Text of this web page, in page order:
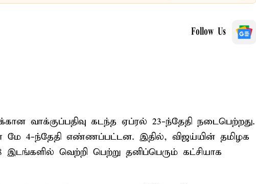
Follow Us
வாக்குப்பதிவு கடந்த ஏப்ரல் 23-ந்தேதி நடைபெற்றது.
மே 4-ந்தேதி எண்ணப்பட்டன. இதில், விஜய்யின் தமிழக
வெற்றி பெற்று தனிப்பெரும் கட்சியாக